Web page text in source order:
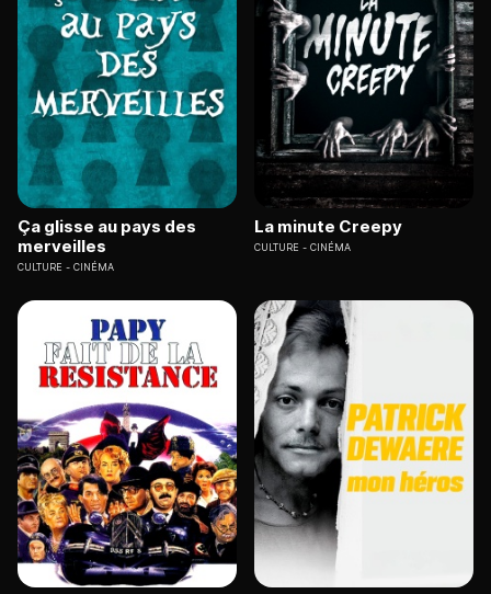
Ça glisse au pays des
merveilles
CULTURE CINÉMA
La minute Creepy
CULTURE CINÉMA